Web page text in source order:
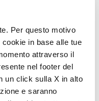
Per questo motivo
in base alle tue
attraverso il
nel footer del
un click sulla X in alto
e saranno
nella Costa degli
le porte
, un festival
con eventi e
il centro storico.
e